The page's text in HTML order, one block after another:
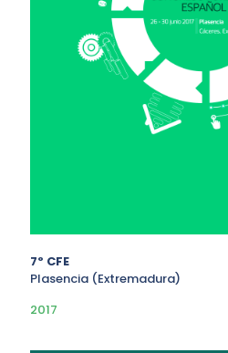
7º CFE
Plasencia (Extremadura)
2017